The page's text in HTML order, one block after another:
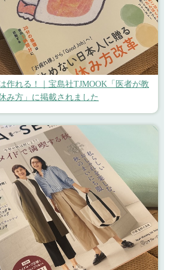
作れる！｜宝島社TJMOOK「医者が教
み方」に掲載されました